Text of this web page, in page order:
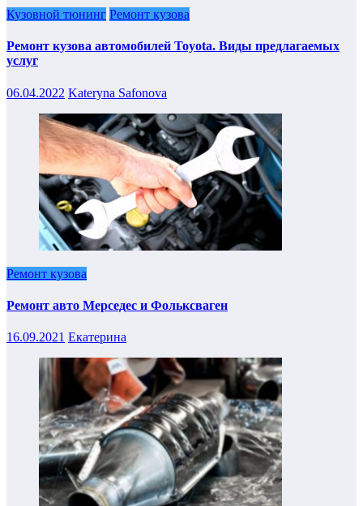
Кузовной тюнинг Ремонт кузова
Ремонт кузова автомобилей Toyota. Виды предлагаемых
услуг
06.04.2022 Kateryna Safonova
Ремонт кузова
Ремонт авто Мерседес и Фольксваген
16.09.2021 Екатерина